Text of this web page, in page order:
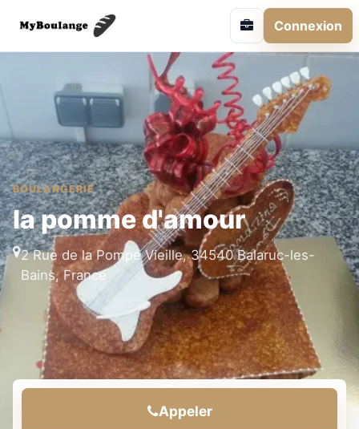
Connexion
BOULANGERIE
la pomme d'amour
2 Rue de la Pompe Vieille, 34540 Balaruc-les-
Bains, France
Appeler